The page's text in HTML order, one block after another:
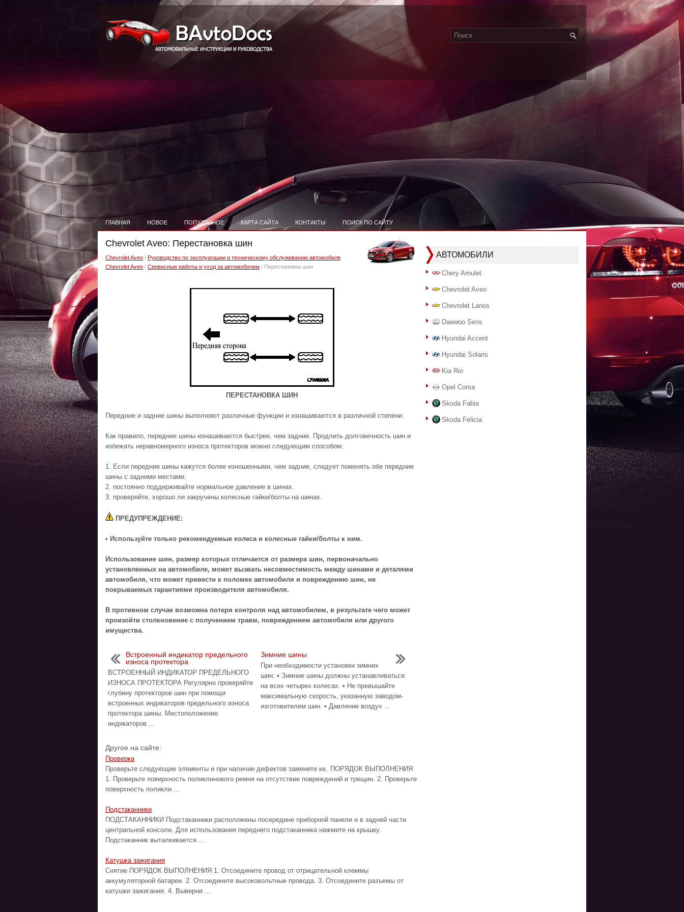
ГЛАВНАЯ НОВОЕ ПОПУЛЯРНОЕ КАРТА САЙТА КОНТАКТЫ ПОИСК ПО САЙТУ
Chevrolet Aveo: Перестановка шин
Chevrolet Aveo / Руководство по эксплуатации и техническому обслуживанию автомобиля
Chevrolet Aveo / Сервисные работы и уход за автомобилем / Перестановка шин
ПЕРЕСТАНОВКА ШИН
Передние и задние шины выполняют различные функции и изнашиваются в различной степени.
Как правило, передние шины изнашиваются быстрее, чем задние. Продлить долговечность шин и
избежать неравномерного износа протекторов можно следующим способом:
1. Если передние шины кажутся более изношенными, чем задние, следует поменять обе передние
шины с задними местами.
2. постоянно поддерживайте нормальное давление в шинах.
3. проверяйте, хорошо ли закручены колесные гайки/болты на шинах.
ПРЕДУПРЕЖДЕНИЕ:
• Используйте только рекомендуемые колеса и колесные гайки/болты к ним.
Использование шин, размер которых отличается от размера шин, первоначально
установленных на автомобиле, может вызвать несовместимость между шинами и деталями
автомобиля, что может привести к поломке автомобиля и повреждению шин, не
покрываемых гарантиями производителя автомобиля.
В противном случае возможна потеря контроля над автомобилем, в результате чего может
произойти столкновение с получением травм, повреждением автомобиля или другого
имущества.
Встроенный индикатор предельного
износа протектора
ВСТРОЕННЫЙ ИНДИКАТОР ПРЕДЕЛЬНОГО
ИЗНОСА ПРОТЕКТОРА Регулярно проверяйте
глубину протекторов шин при помощи
встроенных индикаторов предельного износа
протектора шины. Местоположение
индикаторов ...
Зимние шины
При необходимости установки зимних
шин: • Зимние шины должны устанавливаться
на всех четырех колесах. • Не превышайте
максимальную скорость, указанную заводом-
изготовителем шин. • Давление воздух ...
Другое на сайте:
Проверка
Проверьте следующие элементы и при наличии дефектов замените их. ПОРЯДОК ВЫПОЛНЕНИЯ
1. Проверьте поверхность поликлинового ремня на отсутствие повреждений и трещин. 2. Проверьте
поверхность поликли ...
Подстаканники
ПОДСТАКАННИКИ Подстаканники расположены посередине приборной панели и в задней части
центральной консоли. Для использования переднего подстаканника нажмите на крышку.
Подстаканник выталкивается ...
Катушка зажигания
Снятие ПОРЯДОК ВЫПОЛНЕНИЯ 1. Отсоедините провод от отрицательной клеммы
аккумуляторной батареи. 2. Отсоедините высоковольтные провода. 3. Отсоедините разъемы от
катушки зажигания. 4. Выверни ...
АВТОМОБИЛИ
Chery Amulet
Chevrolet Aveo
Chevrolet Lanos
Daewoo Sens
Hyundai Accent
Hyundai Solaris
Kia Rio
Opel Corsa
Skoda Fabia
Skoda Felicia